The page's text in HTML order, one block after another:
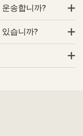
송합니까?
습니까?